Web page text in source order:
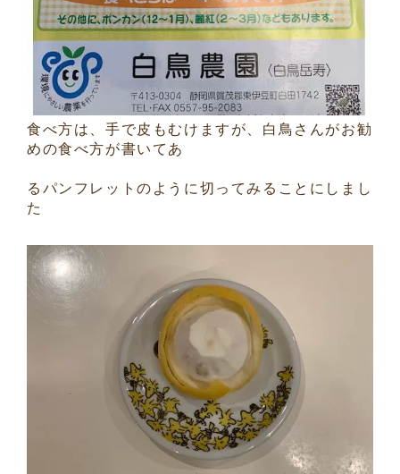
食べ方は、手で皮もむけますが、白鳥さんがお勧
めの食べ方が書いてあ
るパンフレットのように切ってみることにしまし
た